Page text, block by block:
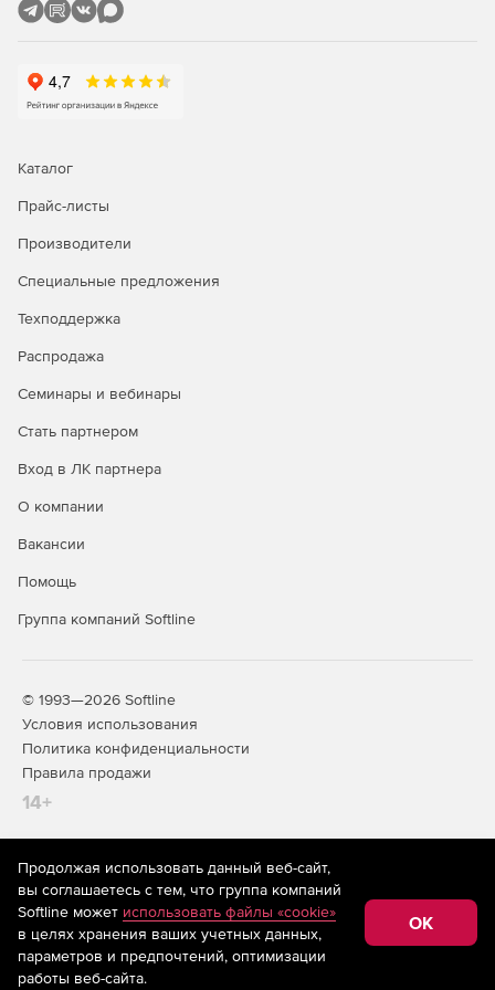
Консоль отчетов EventLog Analyzer интуитивно понятна и
предлагает сотни предопределенных отчетов для аудита,
Каталог
Прайс-листы
Производители
Специальные предложения
Техподдержка
Распродажа
Семинары и вебинары
Стать партнером
Вход в ЛК партнера
О компании
Вакансии
Помощь
Группа компаний Softline
© 1993—2026 Softline
Условия использования
Политика конфиденциальности
Правила продажи
14+
На информационном ресурсе store.softline.ru применяются
рекомендательные технологии(информационные технологии
предоставления информации на основе сбора,
систематизации и анализа сведений, относящихся к
предпочтениям пользователей сети «Интернет»,
находящихся на территории Российской Федерации)
Продолжая использовать данный веб-сайт,
вы соглашаетесь с тем, что группа компаний
Softline может использовать файлы «cookie»
в целях хранения ваших учетных данных,
параметров и предпочтений, оптимизации
работы веб-сайта.
OK